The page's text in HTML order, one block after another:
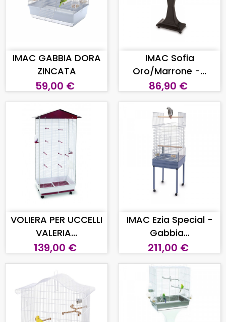
AGGIUNGI AL CARRELLO
IMAC GABBIA DORA
ZINCATA
59,00 €
AGGIUNGI AL CARRELLO
IMAC Sofia
Oro/Marrone -...
86,90 €
AGGIUNGI AL CARRELLO
VOLIERA PER UCCELLI
VALERIA...
139,00 €
AGGIUNGI AL CARRELLO
IMAC Ezia Special -
Gabbia...
211,00 €